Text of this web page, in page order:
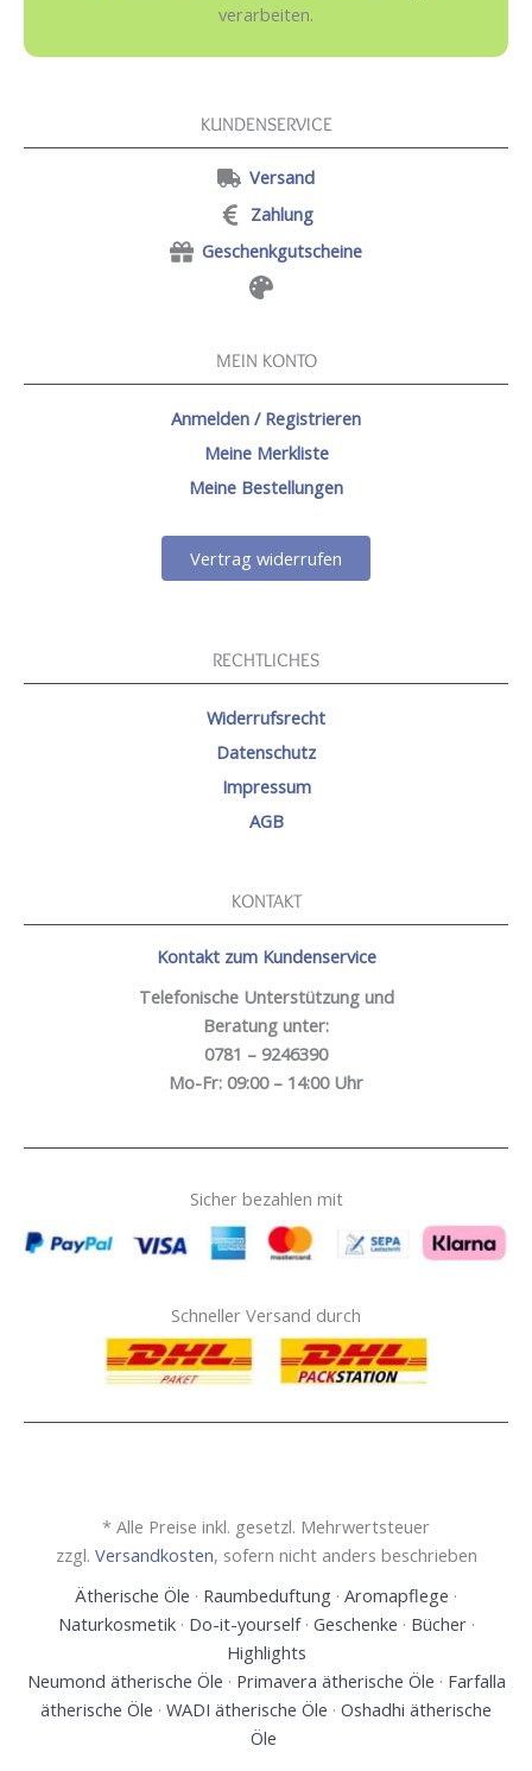
verarbeiten.
KUNDENSERVICE
Versand
Zahlung
Geschenkgutscheine
MEIN KONTO
Anmelden / Registrieren
Meine Merkliste
Meine Bestellungen
Vertrag widerrufen
RECHTLICHES
Widerrufsrecht
Datenschutz
Impressum
AGB
KONTAKT
Kontakt zum Kundenservice
Telefonische Unterstützung und
Beratung unter:
0781 – 9246390
Mo-Fr: 09:00 – 14:00 Uhr
Sicher bezahlen mit
Schneller Versand durch
* Alle Preise inkl. gesetzl. Mehrwertsteuer
zzgl. Versandkosten, sofern nicht anders beschrieben
Ätherische Öle · Raumbeduftung · Aromapflege ·
Naturkosmetik· Do-it-yourself· Geschenke · Bücher·
Highlights
Neumond ätherische Öle · Primavera ätherische Öle · Farfalla
ätherische Öle · WADI ätherische Öle · Oshadhi ätherische
Öle